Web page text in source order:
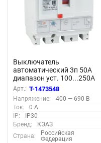
Выключатель
автоматический 3п 50А
диапазон уст. 100...250А
25кА OptiMat D250L TM050
УХЛ3 КЭАЗ 291414
Арт.: T-1473548
Напряжение:
400 — 690 В
Ток:
0 А
IP:
IP30
Бренд:
КЭАЗ
Страна:
Российская
Федерация